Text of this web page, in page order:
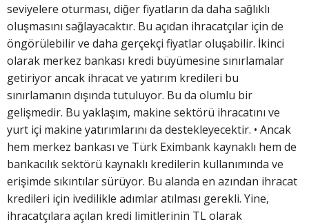
seviyelere oturması, diğer fiyatların da daha sağlıklı
oluşmasını sağlayacaktır. Bu açıdan ihracatçılar için de
öngörülebilir ve daha gerçekçi fiyatlar oluşabilir. İkinci
olarak merkez bankası kredi büyümesine sınırlamalar
getiriyor ancak ihracat ve yatırım kredileri bu
sınırlamanın dışında tutuluyor. Bu da olumlu bir
gelişmedir. Bu yaklaşım, makine sektörü ihracatını ve
yurt içi makine yatırımlarını da destekleyecektir. • Ancak
hem merkez bankası ve Türk Eximbank kaynaklı hem de
bankacılık sektörü kaynaklı kredilerin kullanımında ve
erişimde sıkıntılar sürüyor. Bu alanda en azından ihracat
kredileri için ivedilikle adımlar atılması gerekli. Yine,
ihracatçılara açılan kredi limitlerinin TL olarak